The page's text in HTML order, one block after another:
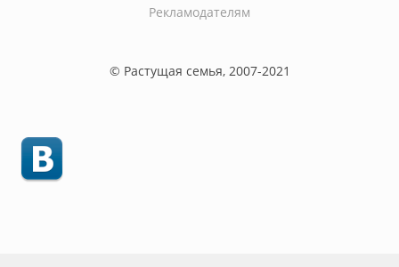
Рекламодателям
© Растущая семья, 2007-2021